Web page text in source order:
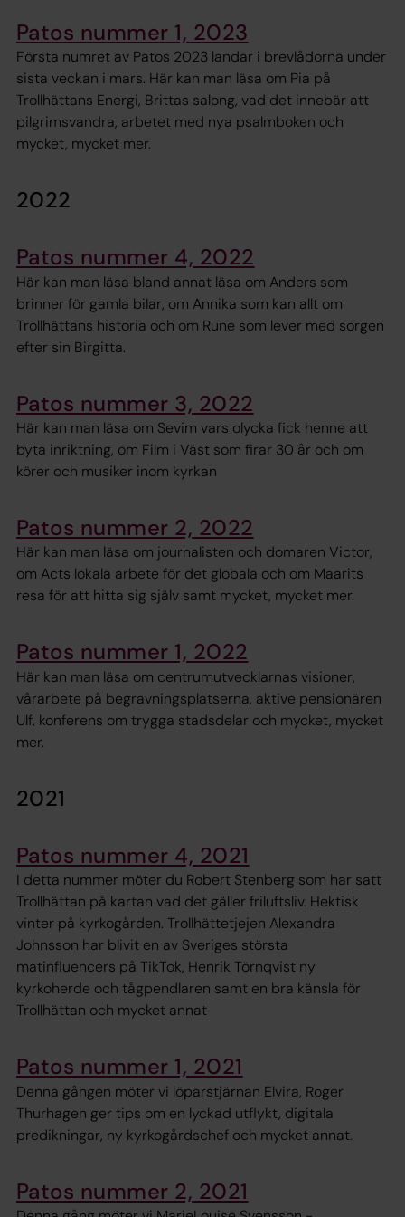
Patos nummer 1, 2023
Första numret av Patos 2023 landar i brevlådorna under
sista veckan i mars. Här kan man läsa om Pia på
Trollhättans Energi, Brittas salong, vad det innebär att
pilgrimsvandra, arbetet med nya psalmboken och
mycket, mycket mer.
2022
Patos nummer 4, 2022
Här kan man läsa bland annat läsa om Anders som
brinner för gamla bilar, om Annika som kan allt om
Trollhättans historia och om Rune som lever med sorgen
efter sin Birgitta.
Patos nummer 3, 2022
Här kan man läsa om Sevim vars olycka fick henne att
byta inriktning, om Film i Väst som firar 30 år och om
körer och musiker inom kyrkan
Patos nummer 2, 2022
Här kan man läsa om journalisten och domaren Victor,
om Acts lokala arbete för det globala och om Maarits
resa för att hitta sig själv samt mycket, mycket mer.
Patos nummer 1, 2022
Här kan man läsa om centrumutvecklarnas visioner,
vårarbete på begravningsplatserna, aktive pensionären
Ulf, konferens om trygga stadsdelar och mycket, mycket
mer.
2021
Patos nummer 4, 2021
I detta nummer möter du Robert Stenberg som har satt
Trollhättan på kartan vad det gäller friluftsliv. Hektisk
vinter på kyrkogården. Trollhättetjejen Alexandra
Johnsson har blivit en av Sveriges största
matinfluencers på TikTok, Henrik Törnqvist ny
kyrkoherde och tågpendlaren samt en bra känsla för
Trollhättan och mycket annat
Patos nummer 1, 2021
Denna gången möter vi löparstjärnan Elvira, Roger
Thurhagen ger tips om en lyckad utflykt, digitala
predikningar, ny kyrkogårdschef och mycket annat.
Patos nummer 2, 2021